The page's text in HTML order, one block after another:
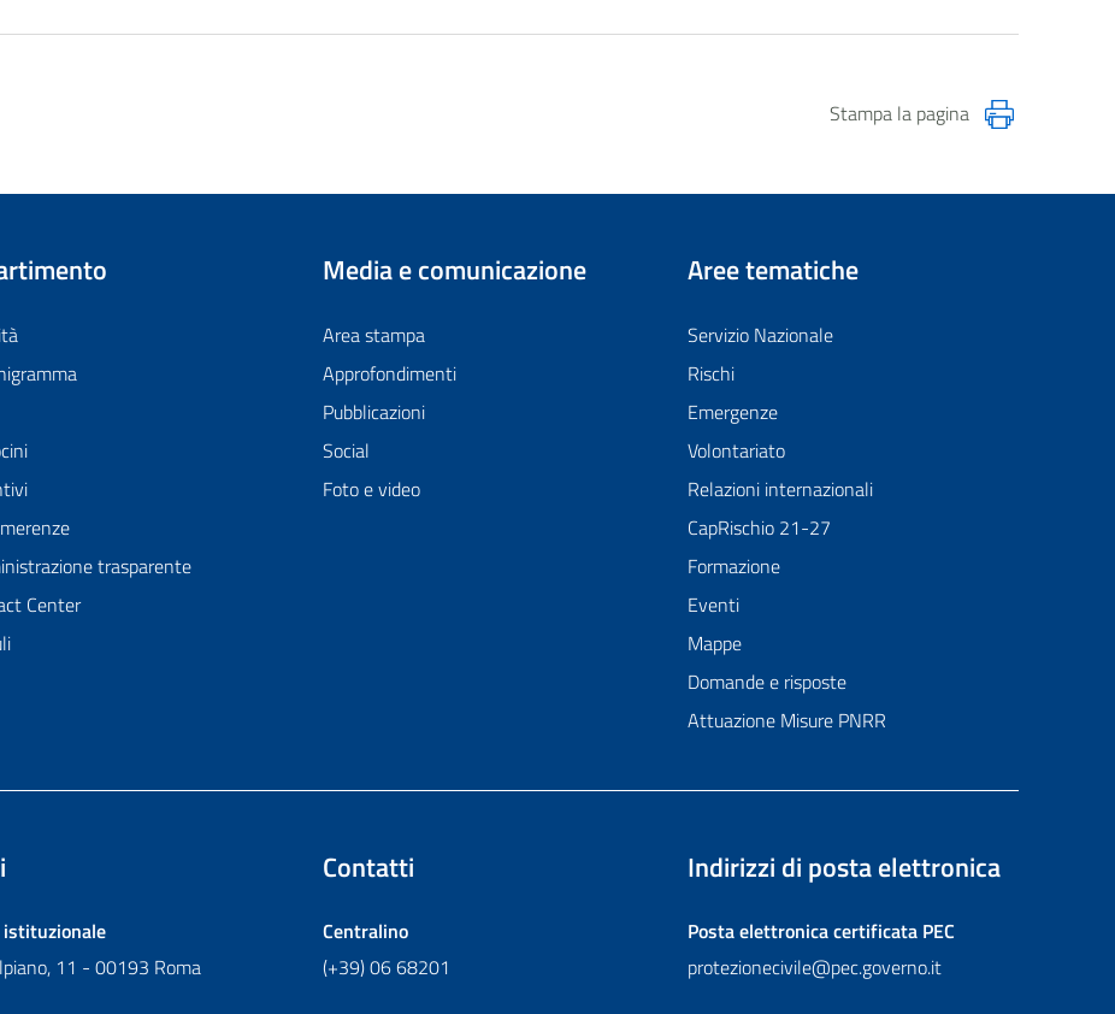
Stampa la pagina
trasparente
Center
Media e comunicazione
Area stampa
Approfondimenti
Pubblicazioni
Social
Foto e video
Aree tematiche
Servizio Nazionale
Rischi
Emergenze
Volontariato
Relazioni internazionali
CapRischio 21-27
Formazione
Eventi
Mappe
Domande e risposte
Attuazione Misure PNRR
istituzionale
11 - 00193 Roma
Contatti
Centralino
(+39) 06 68201
Indirizzi di posta elettronica
Posta elettronica certificataPEC
protezionecivile@pec.governo.it